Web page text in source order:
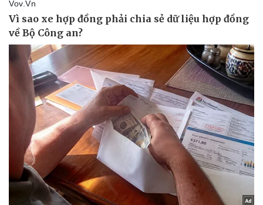
Pháp luật
Vụ án
Tin nóng
Quân sự - Quốc phòng
Việt Nam